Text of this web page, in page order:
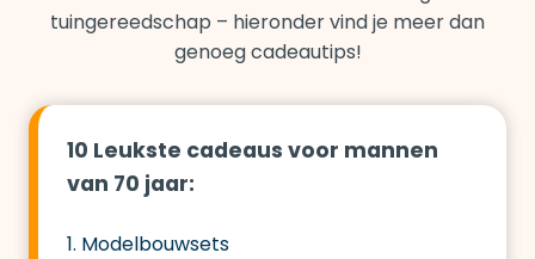
tuingereedschap – hieronder vind je meer dan
genoeg cadeautips!
10 Leukste cadeaus voor mannen
van 70 jaar:
1. Modelbouwsets